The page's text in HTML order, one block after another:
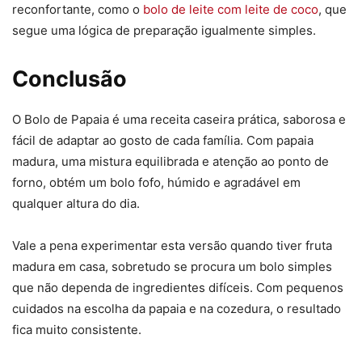
reconfortante, como o bolo de leite com leite de coco, que
segue uma lógica de preparação igualmente simples.
Conclusão
O Bolo de Papaia é uma receita caseira prática, saborosa e
fácil de adaptar ao gosto de cada família. Com papaia
madura, uma mistura equilibrada e atenção ao ponto de
forno, obtém um bolo fofo, húmido e agradável em
qualquer altura do dia.
Vale a pena experimentar esta versão quando tiver fruta
madura em casa, sobretudo se procura um bolo simples
que não dependa de ingredientes difíceis. Com pequenos
cuidados na escolha da papaia e na cozedura, o resultado
fica muito consistente.